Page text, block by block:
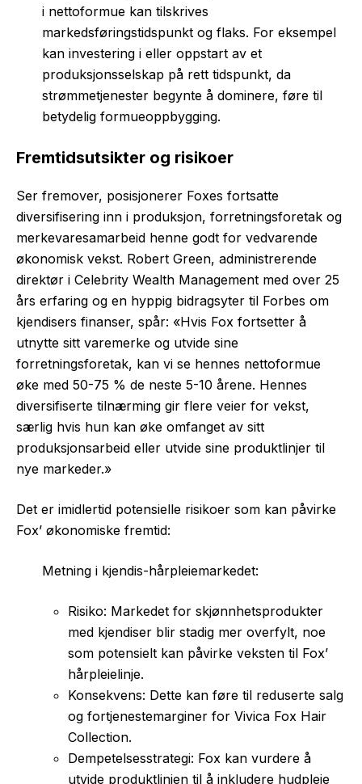
i nettoformue kan tilskrives
markedsføringstidspunkt og flaks. For eksempel
kan investering i eller oppstart av et
produksjonsselskap på rett tidspunkt, da
strømmetjenester begynte å dominere, føre til
betydelig formueoppbygging.
Fremtidsutsikter og risikoer
Ser fremover, posisjonerer Foxes fortsatte
diversifisering inn i produksjon, forretningsforetak og
merkevaresamarbeid henne godt for vedvarende
økonomisk vekst. Robert Green, administrerende
direktør i Celebrity Wealth Management med over 25
års erfaring og en hyppig bidragsyter til Forbes om
kjendisers finanser, spår: «Hvis Fox fortsetter å
utnytte sitt varemerke og utvide sine
forretningsforetak, kan vi se hennes nettoformue
øke med 50-75 % de neste 5-10 årene. Hennes
diversifiserte tilnærming gir flere veier for vekst,
særlig hvis hun kan øke omfanget av sitt
produksjonsarbeid eller utvide sine produktlinjer til
nye markeder.»
Det er imidlertid potensielle risikoer som kan påvirke
Fox’ økonomiske fremtid:
Metning i kjendis-hårpleiemarkedet:
Risiko: Markedet for skjønnhetsprodukter
med kjendiser blir stadig mer overfylt, noe
som potensielt kan påvirke veksten til Fox’
hårpleielinje.
Konsekvens: Dette kan føre til reduserte salg
og fortjenestemarginer for Vivica Fox Hair
Collection.
Dempetelsesstrategi: Fox kan vurdere å
utvide produktlinjen til å inkludere hudpleie